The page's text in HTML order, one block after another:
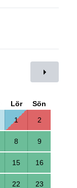
Lör
Sön
1 2
8 9
15 16
22 23